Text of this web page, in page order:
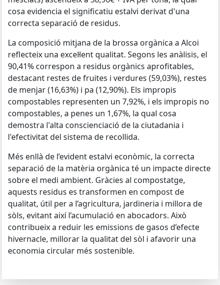
cosa evidencia el significatiu estalvi derivat d'una
correcta separació de residus.
La composició mitjana de la brossa orgànica a Alcoi
reflecteix una excel·lent qualitat. Segons les anàlisis, el
90,41% correspon a residus orgànics aprofitables,
destacant restes de fruites i verdures (59,03%), restes
de menjar (16,63%) i pa (12,90%). Els impropis
compostables representen un 7,92%, i els impropis no
compostables, a penes un 1,67%, la qual cosa
demostra l'alta conscienciació de la ciutadania i
l'efectivitat del sistema de recollida.
Més enllà de l’evident estalvi econòmic, la correcta
separació de la matèria orgànica té un impacte directe
sobre el medi ambient. Gràcies al compostatge,
aquests residus es transformen en compost de
qualitat, útil per a l’agricultura, jardineria i millora de
sòls, evitant així l’acumulació en abocadors. Això
contribueix a reduir les emissions de gasos d’efecte
hivernacle, millorar la qualitat del sòl i afavorir una
economia circular més sostenible.